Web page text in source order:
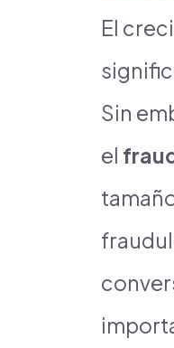
El
Sin
el